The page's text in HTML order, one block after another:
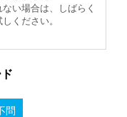
い場合は、しばらく
ください。
問